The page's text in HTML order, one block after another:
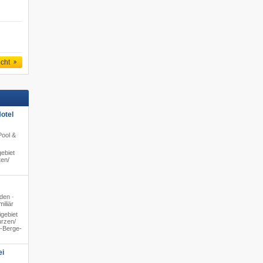
&
·
Berge-